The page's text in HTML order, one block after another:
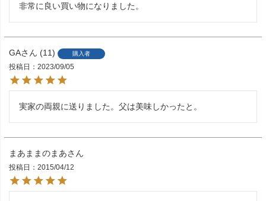
非常に良い買い物になりました。
GA 11 購入者
投稿日 2023/09/05
実家の両親に送りました。父は美味しかったと。
まあままのまあ
投稿日 2015/04/12